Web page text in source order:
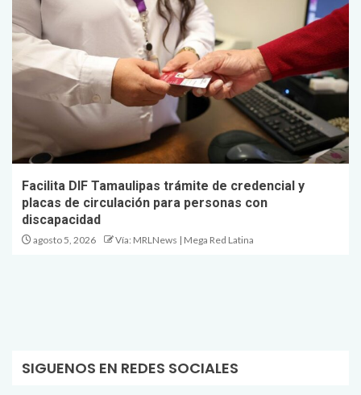
Facilita DIF Tamaulipas trámite de credencial y
placas de circulación para personas con
discapacidad
agosto 5, 2026 Vía: MRLNews | Mega Red Latina
SIGUENOS EN REDES SOCIALES